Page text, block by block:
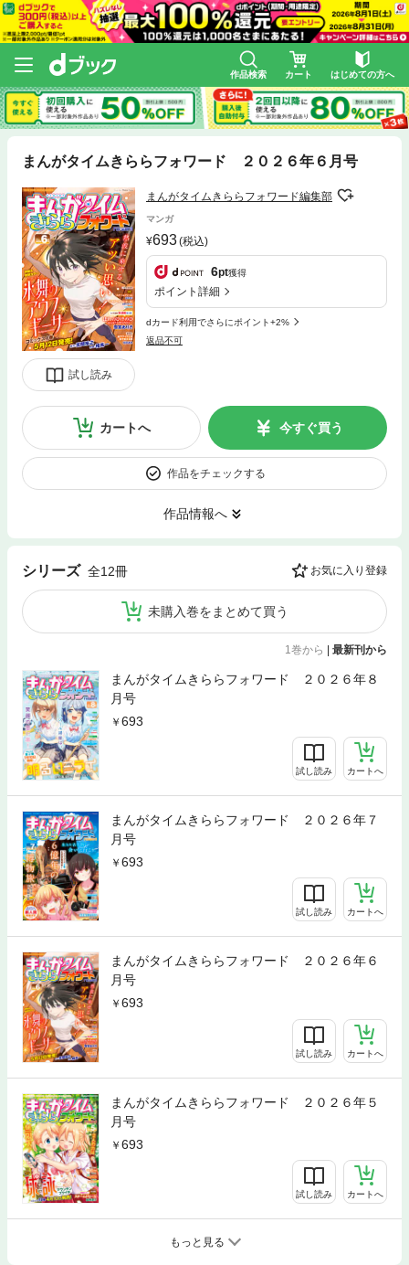
作品検索 カート はじめての方へ
まんがタイムきららフォワード ２０２６年６月号
試し読み
まんがタイムきららフォワード編集部
マンガ
693(税込)
6pt獲得
ポイント詳細
dカード利用でさらにポイント+2%
返品不可
カートへ 今すぐ買う
作品をチェックする
作品情報へ
シリーズ 全12冊 お気に入り登録
未購入巻をまとめて買う
1巻から | 最新刊から
まんがタイムきららフォワード ２０２６年８
月号
693
試し読み カートへ
まんがタイムきららフォワード ２０２６年７
月号
693
試し読み カートへ
まんがタイムきららフォワード ２０２６年６
月号
693
試し読み カートへ
まんがタイムきららフォワード ２０２６年５
月号
693
試し読み カートへ
もっと見る